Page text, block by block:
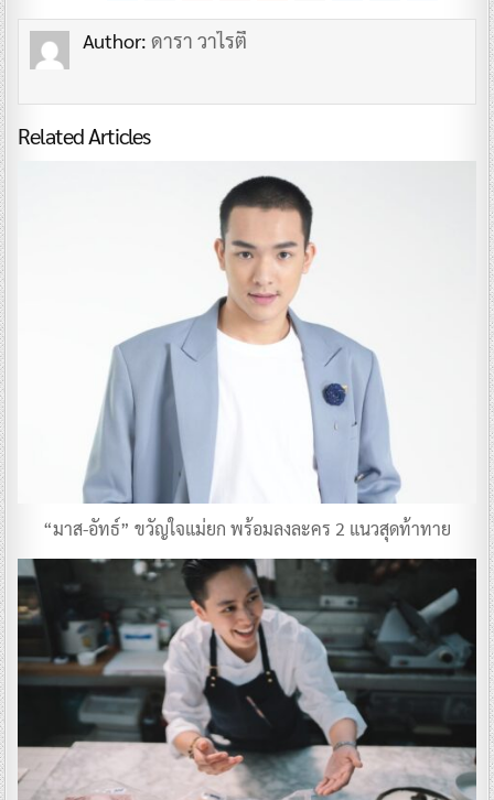
Author: ดารา วาไรตี้
Related Articles
“มาส-อัทธ์” ขวัญใจแม่ยก พร้อมลงละคร 2 แนวสุดท้าทาย